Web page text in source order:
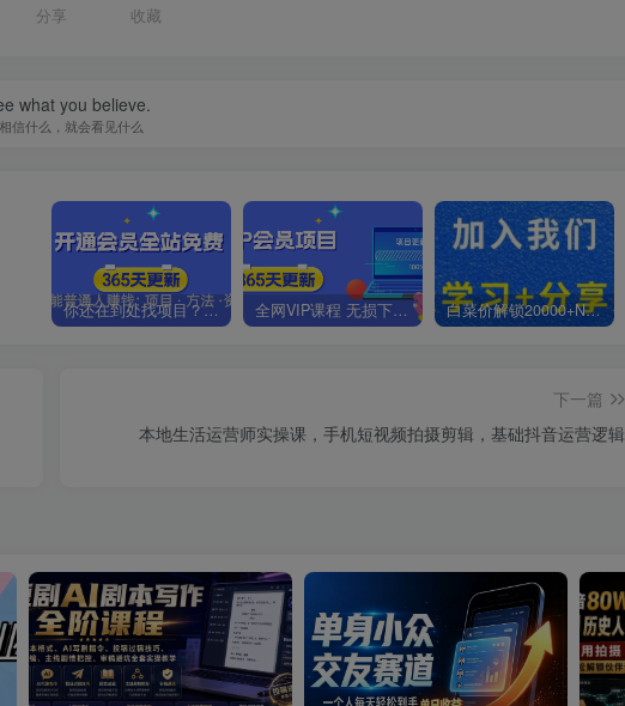
分享 收藏
what you believe.
信什么，就会看见什么
你还在到处找项目？还在当韭菜？我靠卖项目一个月收入5万+，曾经我也是个失败者。 全网VIP课程 无损下载~.~ 白菜价解锁20000+N个赚钱机会，加入轻创终点站会员，全站资源免费学习。
下一篇
本地生活运营师实操课，​手机短视频拍摄剪辑，基础抖音运营逻辑